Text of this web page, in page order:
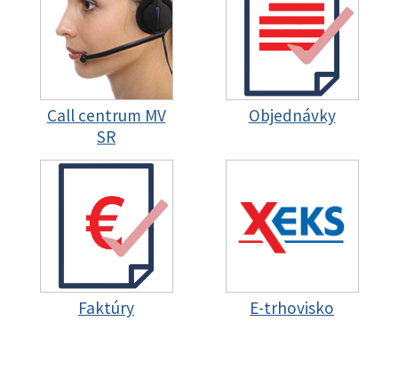
Call centrum MV
SR
Objednávky
Faktúry E-trhovisko